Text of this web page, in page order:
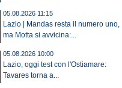
05.08.2026 11:15
Lazio | Mandas resta il numero uno,
ma Motta si avvicina:...
05.08.2026 10:00
Lazio, oggi test con l'Ostiamare:
Tavares torna a...